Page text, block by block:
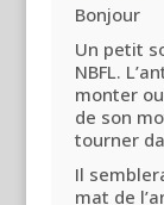
Bonjour
Un petit
NBFL.
monter
de son
tourner
Il
mat de